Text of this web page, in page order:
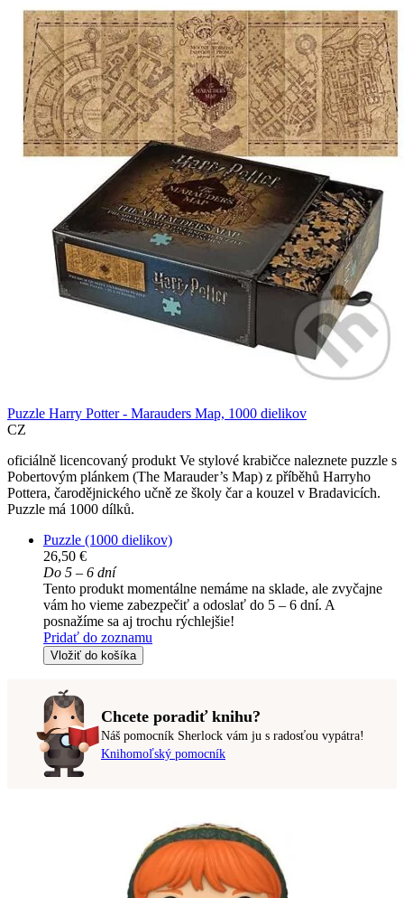
Puzzle Harry Potter - Marauders Map, 1000 dielikov
CZ
oficiálně licencovaný produkt Ve stylové krabičce naleznete puzzle s
Pobertovým plánkem (The Marauder’s Map) z příběhů Harryho
Pottera, čarodějnického učně ze školy čar a kouzel v Bradavicích.
Puzzle má 1000 dílků.
Puzzle (1000 dielikov)
26,50 €
Do 5 – 6 dní
Tento produkt momentálne nemáme na sklade, ale zvyčajne
vám ho vieme zabezpečiť a odoslať do 5 – 6 dní. A
posnažíme sa aj trochu rýchlejšie!
Pridať do zoznamu
Vložiť do košíka
Chcete poradiť knihu?
Náš pomocník Sherlock vám ju s radosťou vypátra!
Knihomoľský pomocník